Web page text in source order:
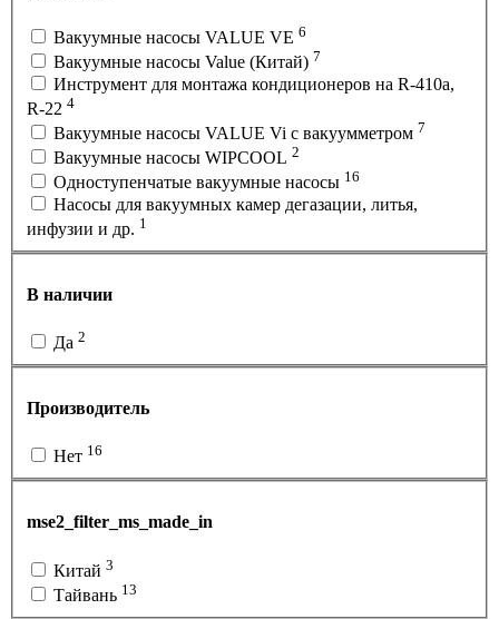
Вакуумные насосы VALUE VE 6
Вакуумные насосы Value (Китай) 7
Инструмент для монтажа кондиционеров на R-410а,
R-22 4
Вакуумные насосы VALUE Vi с вакуумметром 7
Вакуумные насосы WIPCOOL 2
Одноступенчатые вакуумные насосы 16
Насосы для вакуумных камер дегазации, литья,
инфузии и др. 1
В наличии
Да 2
Производитель
Нет 16
mse2_filter_ms_made_in
Китай 3
Тайвань 13